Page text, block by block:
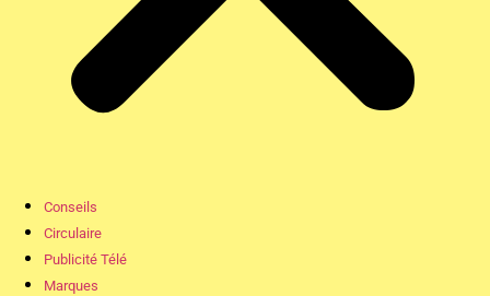
Conseils
Circulaire
Publicité Télé
Marques